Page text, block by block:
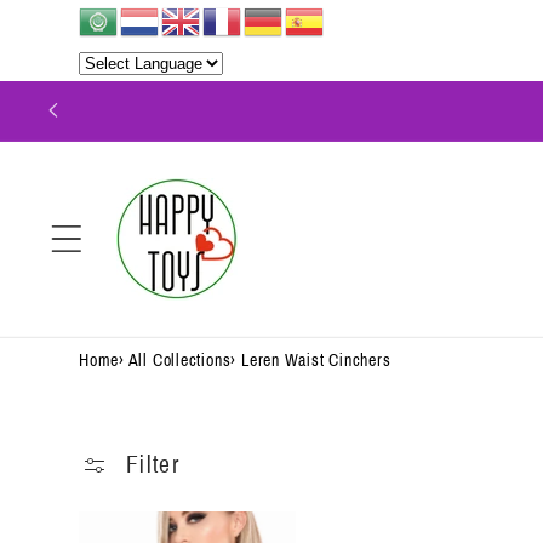
Meteen
naar de
content
Home› All Collections› Leren Waist Cinchers
Filter